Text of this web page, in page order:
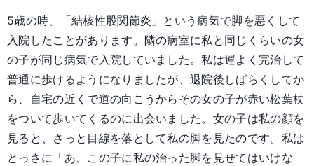
5歳の時、「結核性股関節炎」という病気で脚を悪くして
入院したことがあります。隣の病室に私と同じくらいの女
の子が同じ病気で入院していました。私は運よく完治して
普通に歩けるようになりましたが、退院後しばらくしてか
ら、自宅の近くで道の向こうからその女の子が赤い松葉杖
をついて歩いてくるのに出会いました。女の子は私の顔を
見ると、さっと目線を落として私の脚を見たのです。私は
とっさに「あ、この子に私の治った脚を見せてはいけな